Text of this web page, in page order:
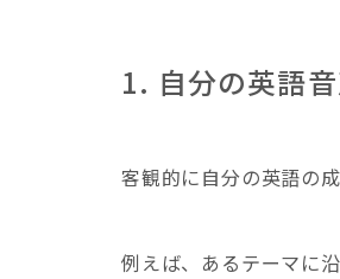
1. 自分の英語
客観的に自分の英語の
例えば、あるテーマに